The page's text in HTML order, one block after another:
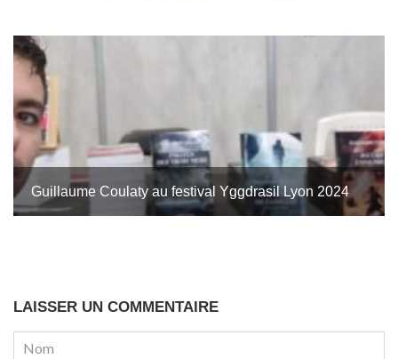
Guillaume Coulaty au festival Yggdrasil Lyon 2024
LAISSER UN COMMENTAIRE